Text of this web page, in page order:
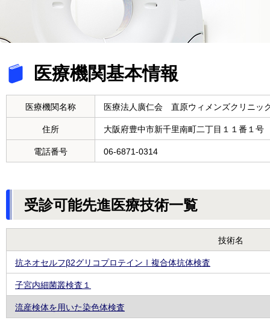
医療機関基本情報
医療機関名称 医療法人廣仁会 直原ウィメンズクリニッ
住所 大阪府豊中市新千里南町二丁目１１番１号
電話番号 06-6871-0314
受診可能先進医療技術一覧
技術名
抗ネオセルフβ2グリコプロテインⅠ複合体抗体検査
子宮内細菌叢検査１
流産検体を用いた染色体検査